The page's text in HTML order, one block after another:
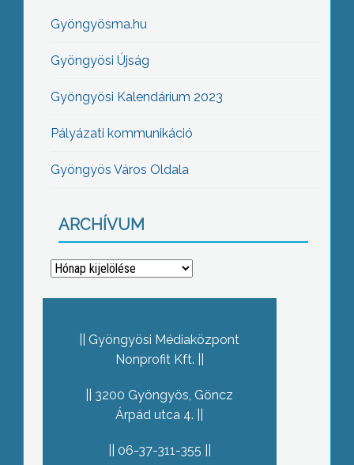
Gyöngyösma.hu
Gyöngyösi Újság
Gyöngyösi Kalendárium 2023
Pályázati kommunikáció
Gyöngyös Város Oldala
ARCHÍVUM
Archívum
Gyöngyösi Médiaközpont
Nonprofit Kft.
3200 Gyöngyös, Göncz
Árpád utca 4.
06-37-311-355